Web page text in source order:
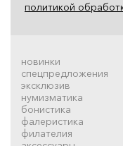
политикой
новинки
спецпредложения
эксклюзив
нумизматика
бонистика
фалеристика
филателия